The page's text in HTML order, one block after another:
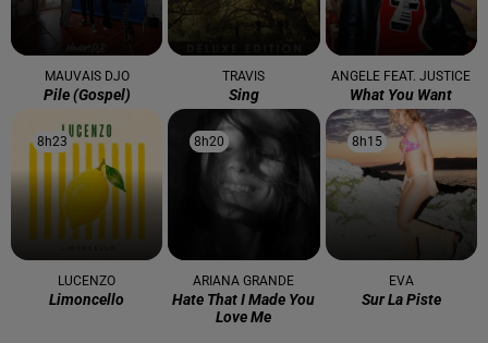
MAUVAIS DJO
Pile (gospel)
TRAVIS
Sing
ANGELE FEAT. JUSTICE
What You Want
8h23
8h23
LUCENZO
Limoncello
8h20
8h20
ARIANA GRANDE
Hate That I Made You
Love Me
8h15
8h15
EVA
Sur La Piste